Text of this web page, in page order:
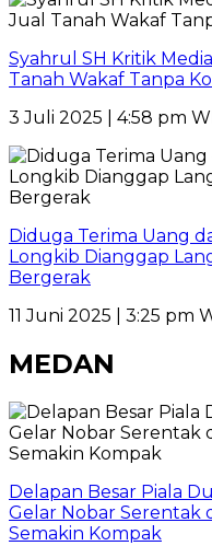
Syahrul SH Kritik
Tanah Wakaf Tanpa
3 Juli 2025 | 4:58 pm
Diduga Terima Uang
Longkib Dianggap
Bergerak
11 Juni 2025 | 3:25 pm
MEDAN
Delapan Besar Piala
Gelar Nobar Serentak
Semakin Kompak